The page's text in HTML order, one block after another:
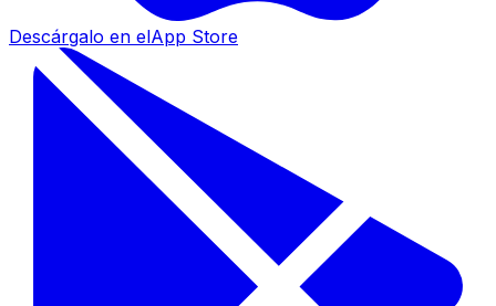
Descárgalo en elApp Store